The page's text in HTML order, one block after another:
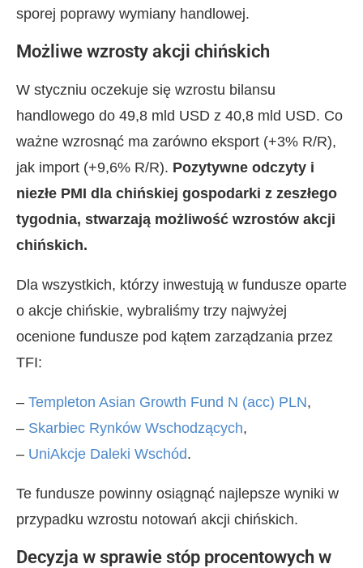
sporej poprawy wymiany handlowej.
Możliwe wzrosty akcji chińskich
W styczniu oczekuje się wzrostu bilansu
handlowego do 49,8 mld USD z 40,8 mld USD. Co
ważne wzrosnąć ma zarówno eksport (+3% R/R),
jak import (+9,6% R/R). Pozytywne odczyty i
niezłe PMI dla chińskiej gospodarki z zeszłego
tygodnia, stwarzają możliwość wzrostów akcji
chińskich.
Dla wszystkich, którzy inwestują w fundusze oparte
o akcje chińskie, wybraliśmy trzy najwyżej
ocenione fundusze pod kątem zarządzania przez
TFI:
– Templeton Asian Growth Fund N (acc) PLN,
– Skarbiec Rynków Wschodzących,
– UniAkcje Daleki Wschód.
Te fundusze powinny osiągnąć najlepsze wyniki w
przypadku wzrostu notowań akcji chińskich.
Decyzja w sprawie stóp procentowych w